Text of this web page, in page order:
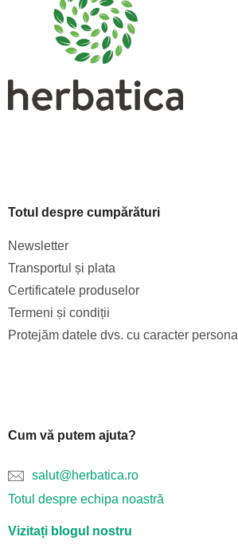
Totul despre cumpărături
Newsletter
Transportul și plata
Certificatele produselor
Termeni și condiții
Protejăm datele dvs. cu caracter personal
Cum vă putem ajuta?
salut@herbatica.ro
Totul despre echipa noastră
Vizitați blogul nostru